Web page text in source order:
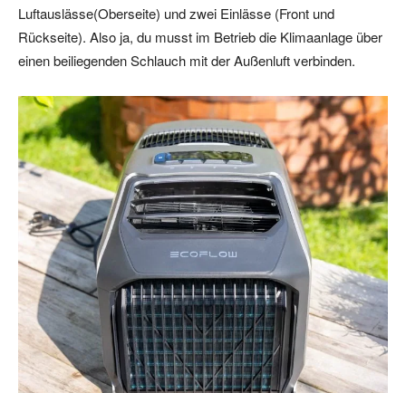
Luftauslässe(Oberseite) und zwei Einlässe (Front und
Rückseite). Also ja, du musst im Betrieb die Klimaanlage über
einen beiliegenden Schlauch mit der Außenluft verbinden.